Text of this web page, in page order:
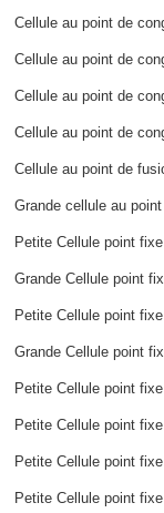
Cellule au point de
Cellule au point de
Cellule au point de
Cellule au point de
Cellule au point de
Grande cellule au
Petite Cellule point
Grande Cellule point
Petite Cellule point
Grande Cellule point
Petite Cellule point
Petite Cellule point
Petite Cellule point
Petite Cellule point